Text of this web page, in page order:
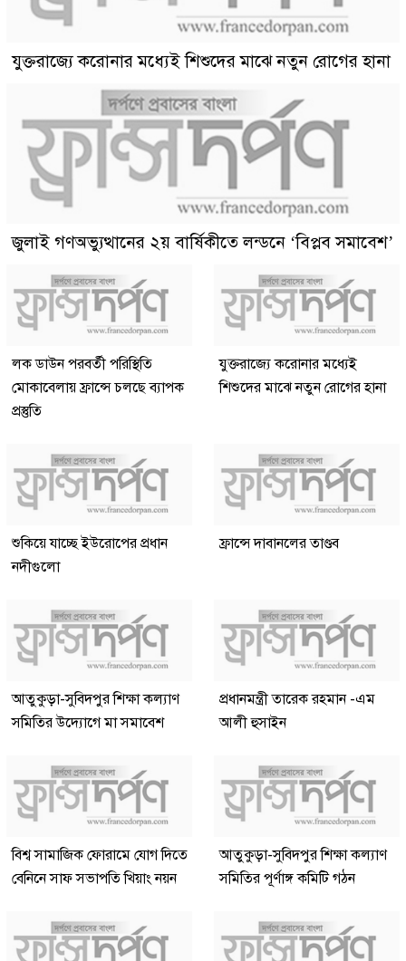
যুক্তরাজ্যে করোনার মধ্যেই শিশুদের মাঝে নতুন রোগের হানা
জুলাই গণঅভ্যুত্থানের ২য় বার্ষিকীতে লন্ডনে ‘বিপ্লব সমাবেশ’
লক ডাউন পরবর্তী পরিস্থিতি
মোকাবেলায় ফ্রান্সে চলছে ব্যাপক
প্রস্তুতি
যুক্তরাজ্যে করোনার মধ্যেই
শিশুদের মাঝে নতুন রোগের হানা
শুকিয়ে যাচ্ছে ইউরোপের প্রধান
নদীগুলো
ফ্রান্সে দাবানলের তাণ্ডব
আতুকুড়া-সুবিদপুর শিক্ষা কল্যাণ
সমিতির উদ্যোগে মা সমাবেশ
প্রধানমন্ত্রী তারেক রহমান -এম
আলী হুসাইন
বিশ্ব সামাজিক ফোরামে যোগ দিতে
বেনিনে সাফ সভাপতি খিয়াং নয়ন
আতুকুড়া-সুবিদপুর শিক্ষা কল্যাণ
সমিতির পূর্ণাঙ্গ কমিটি গঠন